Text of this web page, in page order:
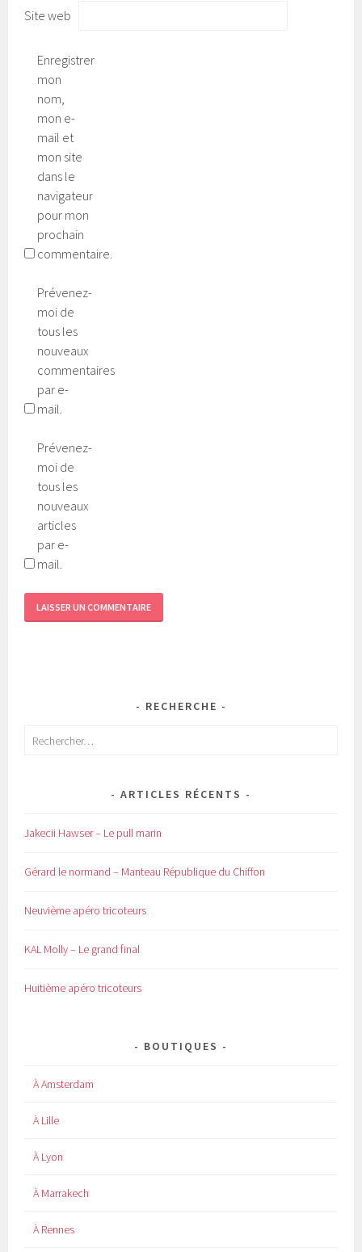
Site web
Enregistrer
mon
nom,
mon e-
mail et
mon site
dans le
navigateur
pour mon
prochain
commentaire.
Prévenez-
moi de
tous les
nouveaux
commentaires
par e-
mail.
Prévenez-
moi de
tous les
nouveaux
articles
par e-
mail.
RECHERCHE
Rechercher :
ARTICLES RÉCENTS
Jakecii Hawser – Le pull marin
Gérard le normand – Manteau République du Chiffon
Neuvième apéro tricoteurs
KAL Molly – Le grand final
Huitième apéro tricoteurs
BOUTIQUES
À Amsterdam
À Lille
À Lyon
À Marrakech
À Rennes